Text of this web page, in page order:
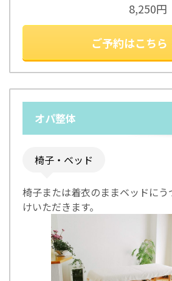
8,250円
ご予約はこちら
オパ整体
椅子・ベッド
椅子または着衣のままベッドに
けいただきます。